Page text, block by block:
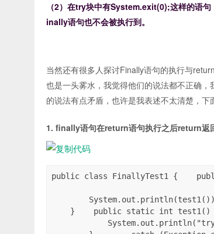
（2）在try块中有System.exit(0);这样的语
inally语句也不会被执行到。
当然还有很多人探讨Finally语句的执行与
也是一头雾水，我觉得他们的说法都不正确，
的说法有点矛盾，也许是我表述不太清楚，
1. finally语句在return语句执行之后return返
public class FinallyTest1 {
}    public static int test1() {
System.out.println("try